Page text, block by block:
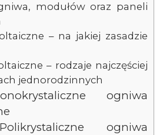
modułów oraz paneli
– na jakiej zasadzie
– rodzaje najczęściej
jednorodzinnych
ogniwa
ogniwa